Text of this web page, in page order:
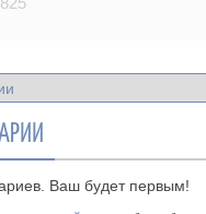
Ваш будет первым!